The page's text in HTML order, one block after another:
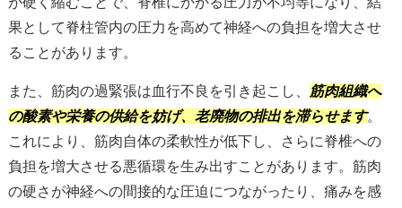
果として脊柱管内の圧力を高めて神経への負担を増大させ
ることがあります。
また、筋肉の過緊張は血行不良を引き起こし、
筋肉組織へ
の酸素や栄養の供給を妨げ、老廃物の排出を滞らせます。
これにより、筋肉自体の柔軟性が低下し、さらに脊椎への
負担を増大させる悪循環を生み出すことがあります。筋肉
の硬さが神経への間接的な圧迫につながったり、痛みを感